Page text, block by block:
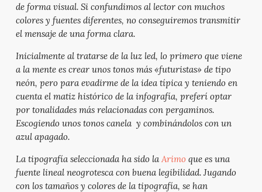
de forma visual. Si confundimos al lector con muchos
colores y fuentes diferentes, no conseguiremos transmitir
el mensaje de una forma clara.
Inicialmente al tratarse de la luz led, lo primero que viene
a la mente es crear unos tonos más «futuristas» de tipo
neón, pero para evadirme de la idea típica y teniendo en
cuenta el matiz histórico de la infografía, preferí optar
por tonalidades más relacionadas con pergaminos.
Escogiendo unos tonos canela y combinándolos con un
azul apagado.
La tipografía seleccionada ha sido la Arimo que es una
fuente lineal neogrotesca con buena legibilidad. Jugando
con los tamaños y colores de la tipografía, se han